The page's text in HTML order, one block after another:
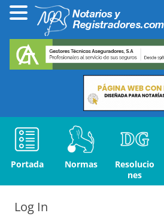
Portada Normas
Resolucio
nes
Log In